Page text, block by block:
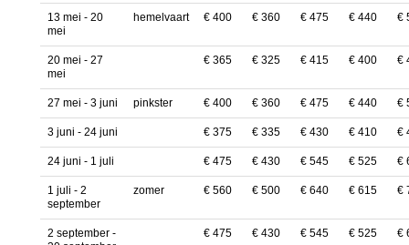
13 mei - 20
mei
hemelvaart € 400 € 360 € 475 € 440 €
20 mei - 27
mei
€ 365 € 325 € 415 € 400 €
27 mei - 3 juni pinkster € 400 € 360 € 475 € 440 €
3 juni - 24 juni € 375 € 335 € 430 € 410 €
24 juni - 1 juli € 475 € 430 € 545 € 525 €
1 juli - 2
september
zomer € 560 € 500 € 640 € 615 €
2 september -
€ 475 € 430 € 545 € 525 €